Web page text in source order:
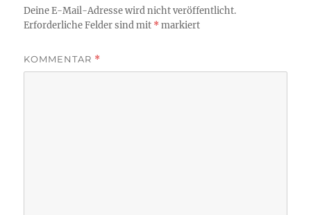
Deine E-Mail-Adresse wird nicht veröffentlicht.
Erforderliche Felder sind mit *markiert
KOMMENTAR *